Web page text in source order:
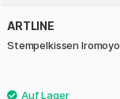
ARTLINE
Stempelkissen Iromoyo